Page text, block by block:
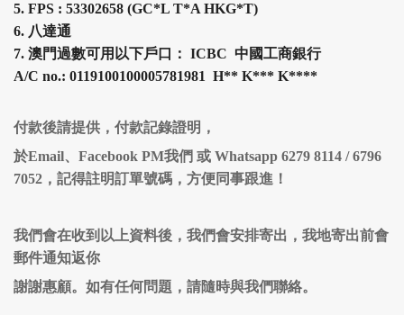
5. FPS : 53302658 (GC*L T*A HKG*T)
6. 八達通
7. 澳門過數可用以下戶口： ICBC 中國工商銀行
A/C no.: 0119100100005781981 H** K*** K****
付款後請提供，付款記錄證明，
於Email、Facebook PM我們 或 Whatsapp 6279 8114 / 6796
7052，記得註明訂單號碼，方便同事跟進！
我們會在收到以上資料後，我們會安排寄出，我地寄出前會
郵件通知返你
謝謝惠顧。如有任何問題，請隨時與我們聯絡。